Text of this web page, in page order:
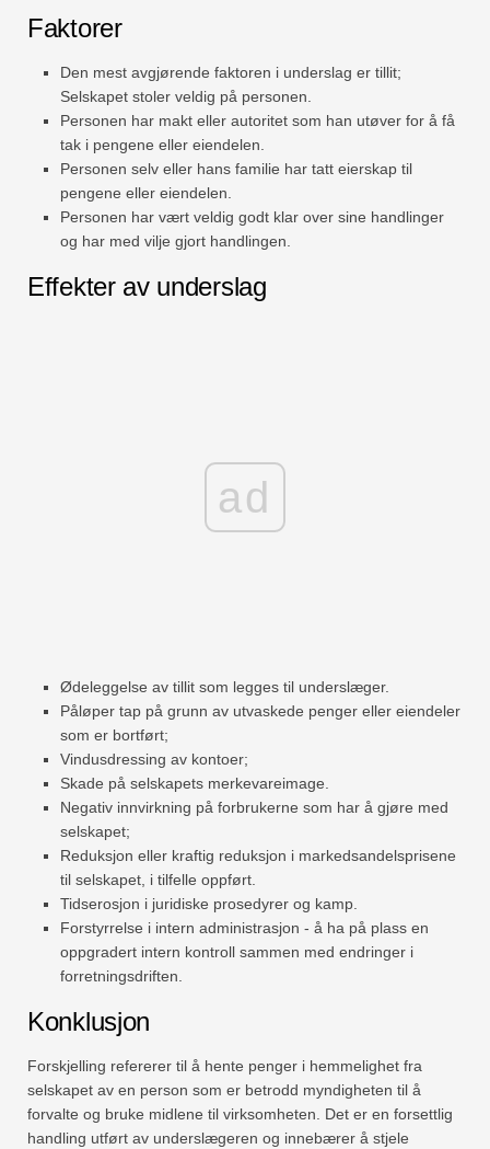
Faktorer
Den mest avgjørende faktoren i underslag er tillit;
Selskapet stoler veldig på personen.
Personen har makt eller autoritet som han utøver for å få
tak i pengene eller eiendelen.
Personen selv eller hans familie har tatt eierskap til
pengene eller eiendelen.
Personen har vært veldig godt klar over sine handlinger
og har med vilje gjort handlingen.
Effekter av underslag
ad
Ødeleggelse av tillit som legges til underslæger.
Påløper tap på grunn av utvaskede penger eller eiendeler
som er bortført;
Vindusdressing av kontoer;
Skade på selskapets merkevareimage.
Negativ innvirkning på forbrukerne som har å gjøre med
selskapet;
Reduksjon eller kraftig reduksjon i markedsandelsprisene
til selskapet, i tilfelle oppført.
Tidserosjon i juridiske prosedyrer og kamp.
Forstyrrelse i intern administrasjon - å ha på plass en
oppgradert intern kontroll sammen med endringer i
forretningsdriften.
Konklusjon
Forskjelling refererer til å hente penger i hemmelighet fra
selskapet av en person som er betrodd myndigheten til å
forvalte og bruke midlene til virksomheten. Det er en forsettlig
handling utført av underslægeren og innebærer å stjele